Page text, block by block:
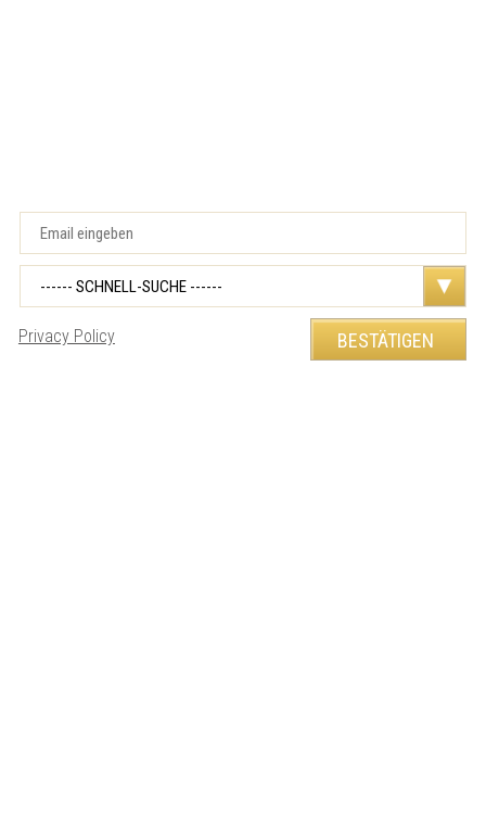
Privacy Policy